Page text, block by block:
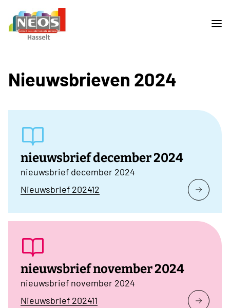
Nieuwsbrieven 2024
nieuwsbrief december 2024
nieuwsbrief december 2024
Nieuwsbrief 202412
nieuwsbrief november 2024
nieuwsbrief november 2024
Nieuwsbrief 202411